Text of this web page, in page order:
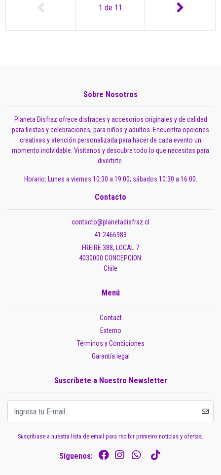
1 de 11
Sobre Nosotros
Planeta Disfraz ofrece disfraces y accesorios originales y de calidad
para fiestas y celebraciones, para niños y adultos. Encuentra opciones
creativas y atención personalizada para hacer de cada evento un
momento inolvidable. Visítanos y descubre todo lo que necesitas para
divertirte.
Horario: Lunes a viernes 10:30 a 19:00; sábados 10:30 a 16:00.
Contacto
contacto@planetadisfraz.cl
41 2466983
FREIRE 388, LOCAL 7
4030000 CONCEPCION:
Chile
Menú
Contact
Externo
Términos y Condiciones
Garantía legal
Suscríbete a Nuestro Newsletter
Suscríbase a nuestra lista de email para recibir primeiro noticias y ofertas.
Síguenos: